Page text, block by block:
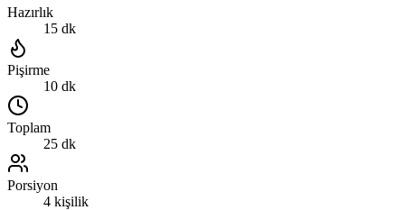
Hazırlık
15 dk
Pişirme
10 dk
Toplam
25 dk
Porsiyon
4 kişilik